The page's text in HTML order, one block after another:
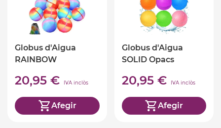
Globus d'Aigua
RAINBOW
20,95 € IVA inclòs
Afegir
Globus d'Aigua
SOLID Opacs
20,95 € IVA inclòs
Afegir